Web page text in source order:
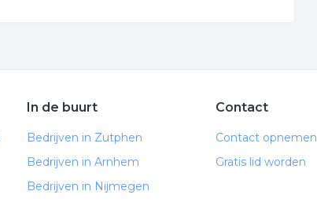
In de buurt
Bedrijven in Zutphen
Bedrijven in Arnhem
Bedrijven in Nijmegen
Contact
Contact opnemen
Gratis lid worden